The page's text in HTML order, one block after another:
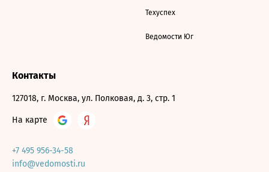
Техуспех
Ведомости Юг
Контакты
127018, г. Москва, ул. Полковая, д. 3, стр. 1
На карте
+7 495 956-34-58
info@vedomosti.ru